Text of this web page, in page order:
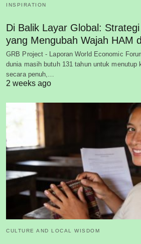
INSPIRATION
Di Balik Layar Global:
yang Mengubah Wajah HAM
GRB Project - Laporan World Economic
dunia masih butuh 131 tahun untuk menutup
secara penuh,…
2 weeks ago
CULTURE AND LOCAL WISDOM